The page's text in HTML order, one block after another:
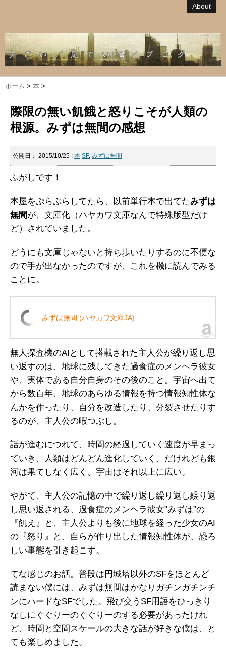
About
ホーム > 本 >
際限の無い飢餓と怒りこそが人類の
根源。みずは無間の感想
公開日： 2015/10/25 : 本 SF, みずは無間
ふがしです！
本屋をぷらぷらしてたら、以前単行本で出てたみずは
無間が、文庫化（ハヤカワ文庫なんで特殊版型だけ
ど）されていました。
どうにも文庫じゃないと持ち歩いたりするのに不便な
ので手が出なかったのですが、これを機に読んでみる
ことに。
みずは無間 (ハヤカワ文庫JA)
無人探査機のAIとして搭載された主人公が繰り返し思
い返すのは、地球に残してきた過食症のメンヘラ彼女
や、実体である自分自身のその後のこと。宇宙へ出て
から数百年、地球のあらゆる情報を持つ情報知性体な
んかを作ったり、自分を改造したり、分裂させたりす
るのが、主人公の暇つぶし。
話が進むにつれて、時間の経過していく速度が早まっ
ていき、人類はどんどん進化していく、だけれども銀
河は果てしなく広く、宇宙はそれ以上に広い。
やがて、主人公の記憶の中で繰り返し繰り返し繰り返
し思い返される、過食症のメンヘラ彼女”みずは”の
『飢え』と、主人公よりも後に地球を経った少女のAI
の『怒り』と、自らが作り出した情報知性体が、恐ろ
しい事態を引き起こす。
てな感じのお話。普段は円城塔以外のSFをほとんど
読まない僕には、みずは無間はかなりガチンガチンチ
ンにハードなSFでした。飛び交うSF用語をひっきり
なしにぐぐりーのぐぐりーのする必要があったけれ
ど、時間と空間スケールの大きな話が好きな僕は、と
ても楽しめました。